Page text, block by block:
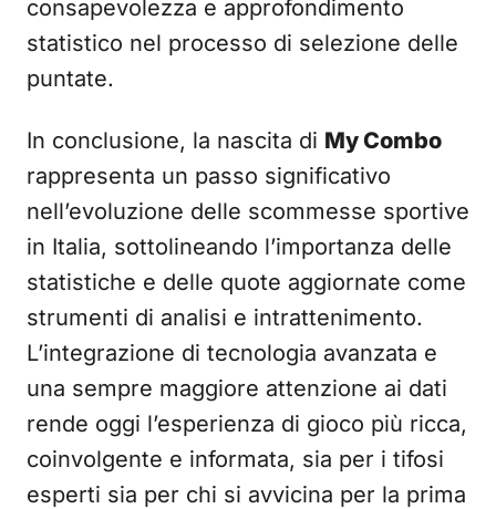
consapevolezza e approfondimento
statistico nel processo di selezione delle
puntate.
In conclusione, la nascita di My Combo
rappresenta un passo significativo
nell’evoluzione delle scommesse sportive
in Italia, sottolineando l’importanza delle
statistiche e delle quote aggiornate come
strumenti di analisi e intrattenimento.
L’integrazione di tecnologia avanzata e
una sempre maggiore attenzione ai dati
rende oggi l’esperienza di gioco più ricca,
coinvolgente e informata, sia per i tifosi
esperti sia per chi si avvicina per la prima